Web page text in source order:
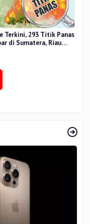
Terkini, 293 Titik Panas
di Sumatera, Riau